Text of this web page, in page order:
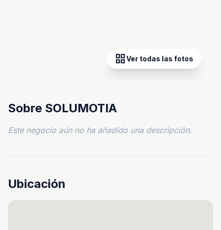
grid_viewVer todas las fotos
Sobre SOLUMOTIA
Este negocio aún no ha añadido una descripción.
Ubicación